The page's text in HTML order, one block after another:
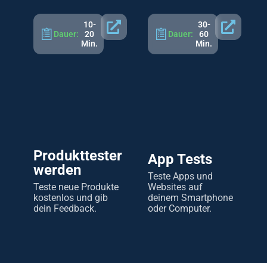
Dauer:
10-
20
Min.
Produkttester
werden
Teste neue Produkte
kostenlos und gib
dein Feedback.
Dauer:
30-
60
Min.
App Tests
Teste Apps und
Websites auf
deinem Smartphone
oder Computer.